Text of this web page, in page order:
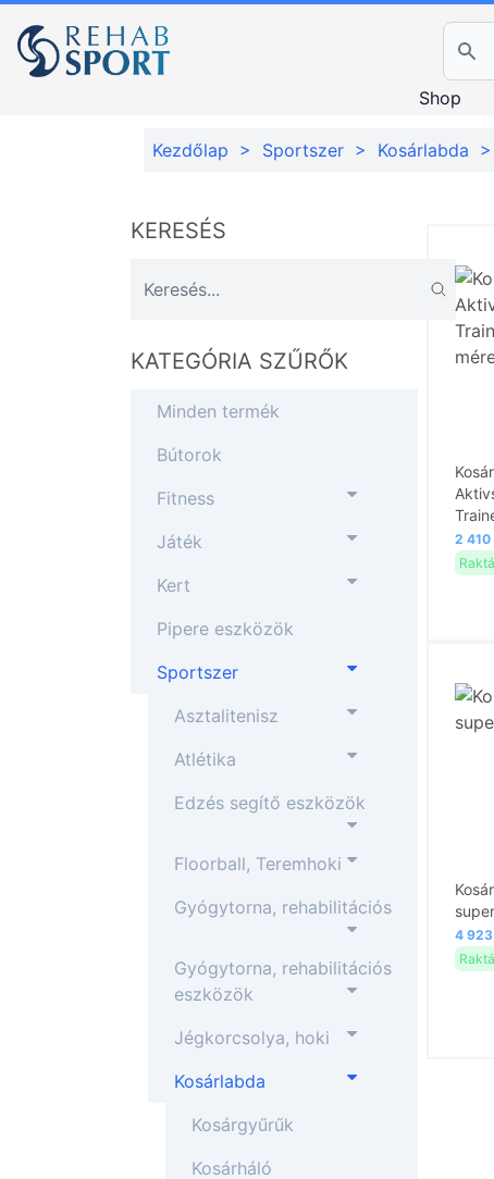
Shop
Kezdőlap > Sportszer > Kosárlabda >
KERESÉS
KATEGÓRIA SZŰRŐK
Minden termék
Bútorok
Fitness
Játék
Kert
Pipere eszközök
Sportszer
Asztalitenisz
Atlétika
Edzés segítő eszközök
Floorball, Teremhoki
Gyógytorna, rehabilitációs
Gyógytorna, rehabilitációs
eszközök
Jégkorcsolya, hoki
Kosárlabda
Kosárgyűrűk
Kosárháló
2
4